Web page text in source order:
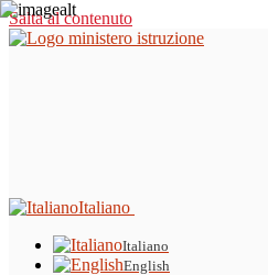
Salta al contenuto
Italiano
Italiano
English